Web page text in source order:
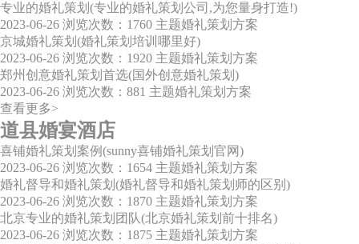
专业的婚礼策划(专业的婚礼策划公司,为您量身打造!)
2023-06-26 浏览次数：1760 主题婚礼策划方案
京城婚礼策划(婚礼策划培训哪里好)
2023-06-26 浏览次数：1920 主题婚礼策划方案
郑州创意婚礼策划首选(国外创意婚礼策划)
2023-06-26 浏览次数：881 主题婚礼策划方案
查看更多>
道县婚宴酒店
喜铺婚礼策划案例(sunny喜铺婚礼策划官网)
2023-06-26 浏览次数：1654 主题婚礼策划方案
婚礼督导和婚礼策划(婚礼督导和婚礼策划师的区别)
2023-06-26 浏览次数：1870 主题婚礼策划方案
北京专业的婚礼策划团队(北京婚礼策划前十排名)
2023-06-26 浏览次数：1875 主题婚礼策划方案